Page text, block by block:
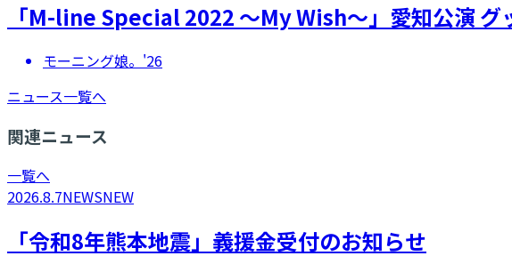
「M-line Special 2022 ～My Wish～」愛知公演
モーニング娘。'26
ニュース一覧へ
関連ニュース
一覧へ
2026.8.7NEWSNEW
「令和8年熊本地震」義援金受付のお知らせ